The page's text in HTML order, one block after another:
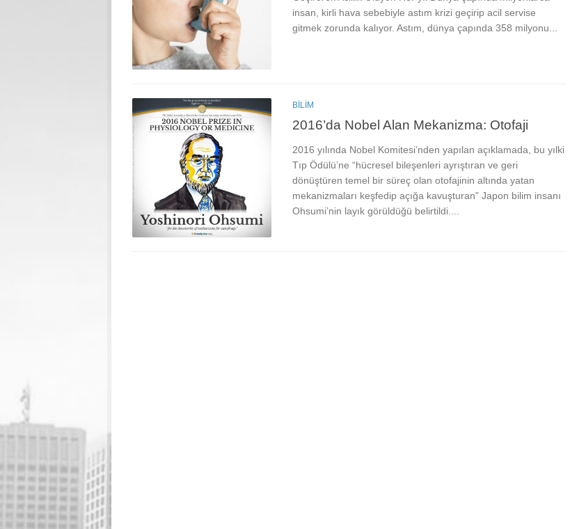
insan, kirli hava sebebiyle astım krizi geçirip acil servise
gitmek zorunda kalıyor. Astım, dünya çapında 358 milyonu...
BILIM
2016’da Nobel Alan Mekanizma: Otofaji
2016 yılında Nobel Komitesi’nden yapılan açıklamada, bu yılki
Tıp Ödülü’ne “hücresel bileşenleri ayrıştıran ve geri
dönüştüren temel bir süreç olan otofajinin altında yatan
mekanizmaları keşfedip açığa kavuşturan” Japon bilim insanı
Ohsumi’nin layık görüldüğü belirtildi....